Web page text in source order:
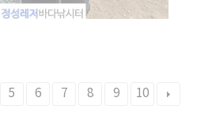
5 6 7 8 9 10